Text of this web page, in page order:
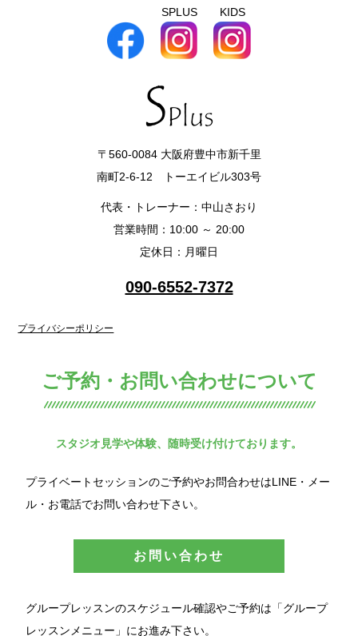
SPLUS KIDS
〒560-0084 大阪府豊中市新千里
南町2-6-12 トーエイビル303号
代表・トレーナー：中山さおり
営業時間：10:00 ～ 20:00
定休日：月曜日
090-6552-7372
プライバシーポリシー
ご予約・お問い合わせについて
スタジオ見学や体験、随時受け付けております。
プライベートセッションのご予約やお問合わせはLINE・メー
ル・お電話でお問い合わせ下さい。
お問い合わせ
グループレッスンのスケジュール確認やご予約は「グループ
レッスンメニュー」にお進み下さい。